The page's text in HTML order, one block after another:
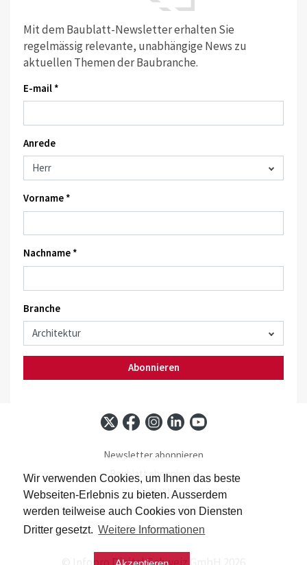
Wir verwenden Cookies, um Ihnen das beste
Webseiten-Erlebnis zu bieten. Ausserdem
werden teilweise auch Cookies von Diensten
Dritter gesetzt. Weitere Informationen
Mit dem Baublatt-Newsletter erhalten Sie
regelmässig relevante, unabhängige News zu
aktuellen Themen der Baubranche.
E-mail *
Anrede
Vorname *
Nachname *
Branche
Abonnieren
Newsletter abonnieren
Baublatt abonnieren
Kontakt
Impressum
Datenschutz